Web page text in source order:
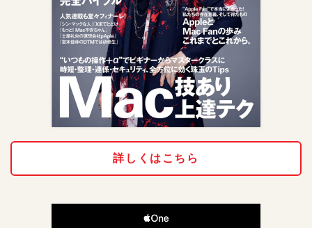
詳しくはこちら